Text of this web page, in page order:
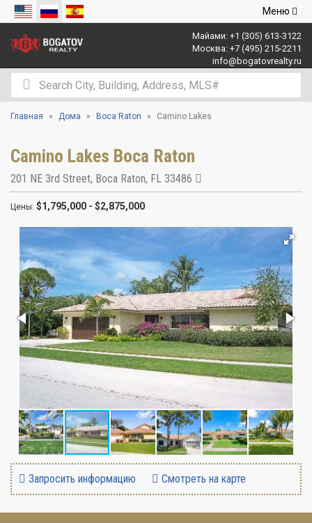
Открыть
Меню
Майами: +1 (305) 613-3122
Москва: +7 (495) 215-2211
info@bogatovrealty.ru
Главная Дома Boca Raton Camino Lakes
Camino Lakes Boca Raton
201 NE 3rd Street, Boca Raton, FL 33486
Цены: $1,795,000 - $2,875,000
Запросить информацию Смотреть на карте